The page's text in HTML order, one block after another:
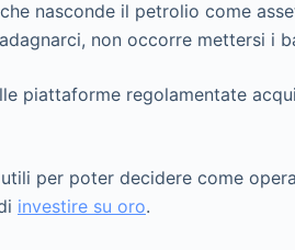
nasconde il petrolio come
non occorre mettersi i
piattaforme regolamentate
per poter decidere come
investire su oro.